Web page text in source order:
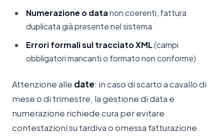
Numerazione o datanon coerenti, fattura
duplicata già presente nel sistema
Errori formali sul tracciato XML(campi
obbligatori mancanti o formato non conforme)
Attenzione alle date: in caso di scarto a cavallo di
mese o di trimestre, la gestione di data e
numerazione richiede cura per evitare
contestazioni su tardiva o omessa fatturazione.